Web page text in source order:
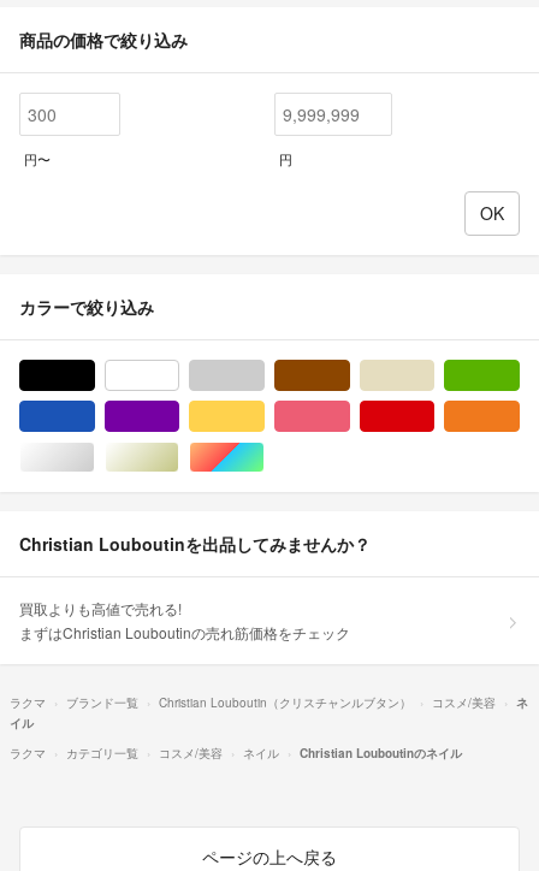
商品の価格で絞り込み
円〜 円
カラーで絞り込み
シルバー/銀色系ゴールド/金色系マルチカラー
Christian Louboutinを出品してみませんか？
買取よりも高値で売れる!
まずはChristian Louboutinの売れ筋価格をチェック
ラクマ ブランド一覧 Christian Louboutin（クリスチャンルブタン） コスメ/美容
ネ
イル
ラクマ
カテゴリ一覧 コスメ/美容 ネイル Christian Louboutinのネイル
ページの上へ戻る